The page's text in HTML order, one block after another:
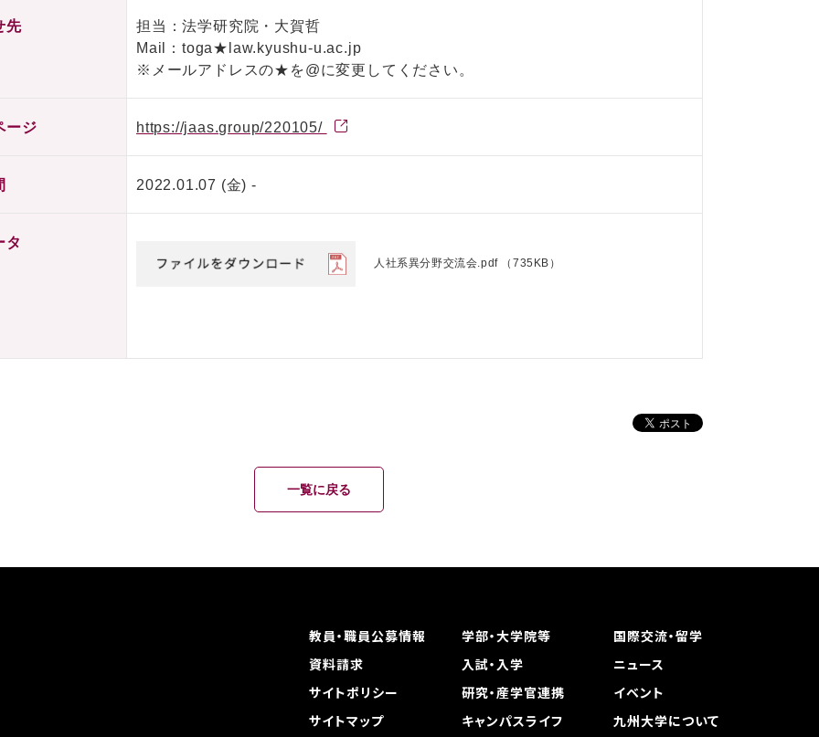
先
担当：法学研究院・大賀哲
Mail：toga★law.kyushu-u.ac.jp
※メールアドレスの★を@に変更してください。
ージ https://jaas.group/220105/
2022.01.07 (金) -
タ
人社系異分野交流会.pdf （735KB）
一覧に戻る
教員・職員公募情報 学部・大学院等
国際交流・留学
資料請求
入試・入学
ニュース
サイトポリシー
研究・産学官連携
イベント
サイトマップ
キャンパスライフ 九州大学について